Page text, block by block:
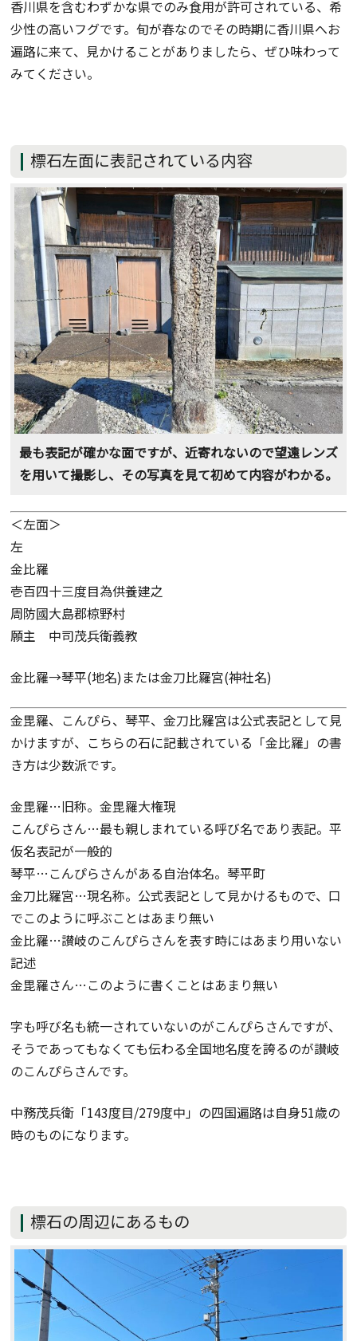
香川県を含むわずかな県でのみ食用が許可されている、希
少性の高いフグです。旬が春なのでその時期に香川県へお
遍路に来て、見かけることがありましたら、ぜひ味わって
みてください。
標石左面に表記されている内容
最も表記が確かな面ですが、近寄れないので望遠レンズ
を用いて撮影し、その写真を見て初めて内容がわかる。
＜左面＞
左
金比羅
壱百四十三度目為供養建之
周防國大島郡椋野村
願主 中司茂兵衛義教
金比羅→琴平(地名)または金刀比羅宮(神社名)
金毘羅、こんぴら、琴平、金刀比羅宮は公式表記として見
かけますが、こちらの石に記載されている「金比羅」の書
き方は少数派です。
金毘羅…旧称。金毘羅大権現
こんぴらさん…最も親しまれている呼び名であり表記。平
仮名表記が一般的
琴平…こんぴらさんがある自治体名。琴平町
金刀比羅宮…現名称。公式表記として見かけるもので、口
でこのように呼ぶことはあまり無い
金比羅…讃岐のこんぴらさんを表す時にはあまり用いない
記述
金毘羅さん…このように書くことはあまり無い
字も呼び名も統一されていないのがこんぴらさんですが、
そうであってもなくても伝わる全国地名度を誇るのが讃岐
のこんぴらさんです。
中務茂兵衛「143度目/279度中」の四国遍路は自身51歳の
時のものになります。
標石の周辺にあるもの